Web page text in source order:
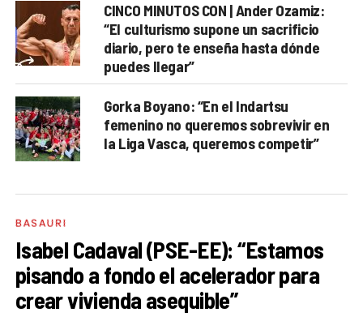
CINCO MINUTOS CON | Ander Ozamiz:
“El culturismo supone un sacrificio
diario, pero te enseña hasta dónde
puedes llegar”
Gorka Boyano: “En el Indartsu
femenino no queremos sobrevivir en
la Liga Vasca, queremos competir”
BASAURI
Isabel Cadaval (PSE-EE): “Estamos
pisando a fondo el acelerador para
crear vivienda asequible”